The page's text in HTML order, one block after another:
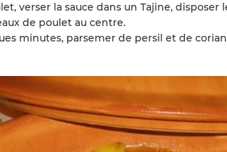
verser la sauce dans un Tajine,
de poulet au centre.
minutes, parsemer de persil et de